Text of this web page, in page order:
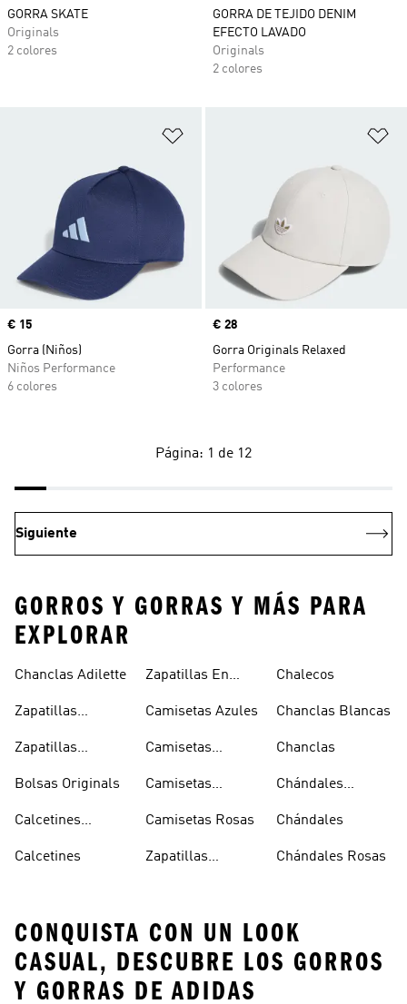
GORRA SKATE
Originals
2 colores
GORRA DE TEJIDO DENIM
EFECTO LAVADO
Originals
2 colores
Precio
€ 15
Gorra (Niños)
Niños Performance
6 colores
Precio
€ 28
Gorra Originals Relaxed
Performance
3 colores
Página: 1 de 12
Siguiente
GORROS Y GORRAS Y MÁS PARA
EXPLORAR
Chanclas Adilette
Zapatillas
Zapatillas
Blancas
Bolsas Originals
Calcetines
Blancos
Calcetines
Zapatillas En
Camisetas Azules
Camisetas
Camisetas
Camisetas Rosas
Zapatillas
Chalecos
Chanclas Blancas
Chanclas
Chándales
Chándales
Chándales Rosas
CONQUISTA CON UN LOOK
CASUAL, DESCUBRE LOS GORROS
Y GORRAS DE ADIDAS